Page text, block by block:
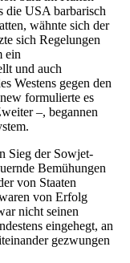
die USA barbarisch
wähnte sich der
sich Regelungen
ein
und auch
Westens gegen den
formulierte es
–, begannen
Sieg der So­wjet­
Bemühungen
von Staaten
von Erfolg
nicht seinen
eingehegt, an
gezwungen